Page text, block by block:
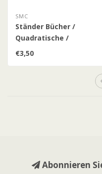
SMC
Ständer Bücher /
Quadratische /
Rechteckige Objekte
€3,50
Abonnieren